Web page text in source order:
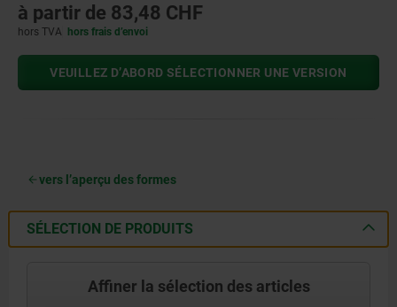
à partir de 83,48 CHF
hors TVA hors frais d’envoi
VEUILLEZ D’ABORD SÉLECTIONNER UNE VERSION
vers l’aperçu des formes
SÉLECTION DE PRODUITS
Affiner la sélection des articles